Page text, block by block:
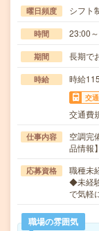
曜日頻度 シフト
時間 23:00
期間 長期で
時給 時給
交
交通費
仕事内容
空調完
品情報
応募資格
職種未
◆未経
で気軽
職場の雰囲気